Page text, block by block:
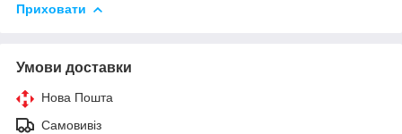
Приховати
Умови доставки
Нова Пошта
Самовивіз